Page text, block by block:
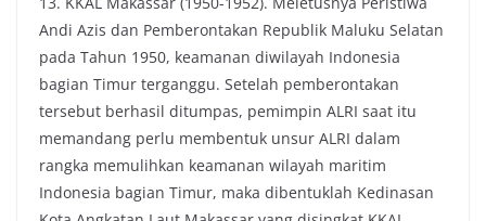
Andi Azis dan Pemberontakan Republik Maluku Selatan
pada Tahun 1950, keamanan diwilayah Indonesia
bagian Timur terganggu. Setelah pemberontakan
tersebut berhasil ditumpas, pemimpin ALRI saat itu
memandang perlu membentuk unsur ALRI dalam
rangka memulihkan keamanan wilayah maritim
Indonesia bagian Timur, maka dibentuklah Kedinasan